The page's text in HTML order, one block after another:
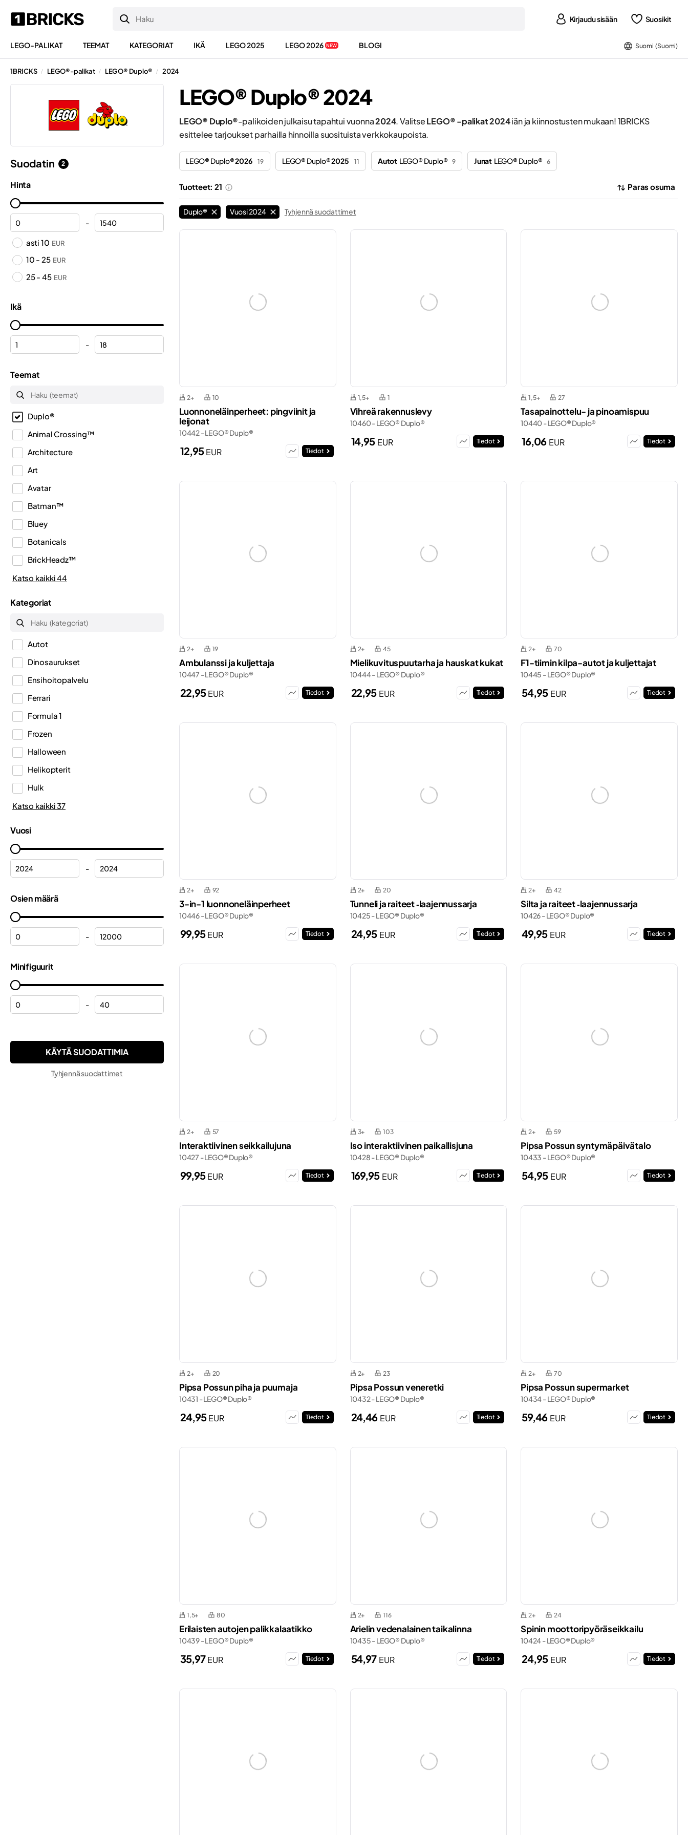
Kirjaudu sisään Suosikit
LEGO-PALIKAT TEEMAT KATEGORIAT IKÄ LEGO 2025 LEGO 2026 NEW BLOGI Suomi (Suomi)
1BRICKS / LEGO®-palikat / LEGO® Duplo® / 2024
LEGO® Duplo® 2024
LEGO® Duplo®-palikoiden julkaisu tapahtui vuonna2024. ValitseLEGO® -palikat 2024iän ja kiinnostusten mukaan! 1BRICKS
esittelee tarjoukset parhailla hinnoilla suosituista verkkokaupoista.
LEGO® Duplo®2026 19 LEGO® Duplo®2025 11 Autot LEGO® Duplo® 9 Junat LEGO® Duplo® 6
Tuotteet: 21 Paras osuma
Duplo® Vuosi 2024 Tyhjennä suodattimet
2+ 10
Luonnoneläinperheet: pingviinit ja
leijonat
10442 - LEGO® Duplo®
12,95EUR Tiedot
1,5+ 1
Vihreä rakennuslevy
10460 - LEGO® Duplo®
14,95 EUR Tiedot
1,5+ 27
Tasapainottelu- ja pinoamispuu
10440 - LEGO® Duplo®
16,06 EUR Tiedot
2+ 19
Ambulanssi ja kuljettaja
10447 - LEGO® Duplo®
22,95EUR Tiedot
2+ 45
Mielikuvituspuutarha ja hauskat kukat
10444 - LEGO® Duplo®
22,95 EUR Tiedot
2+ 70
F1-tiimin kilpa-autot ja kuljettajat
10445 - LEGO® Duplo®
54,95 EUR Tiedot
2+ 92
3-in-1 luonnoneläinperheet
10446 - LEGO® Duplo®
99,95EUR Tiedot
2+ 20
Tunneli ja raiteet ‑laajennussarja
10425 - LEGO® Duplo®
24,95 EUR Tiedot
2+ 42
Silta ja raiteet ‑laajennussarja
10426 - LEGO® Duplo®
49,95 EUR Tiedot
2+ 57
Interaktiivinen seikkailujuna
10427 - LEGO® Duplo®
99,95EUR Tiedot
3+ 103
Iso interaktiivinen paikallisjuna
10428 - LEGO® Duplo®
169,95 EUR Tiedot
2+ 59
Pipsa Possun syntymäpäivätalo
10433 - LEGO® Duplo®
54,95 EUR Tiedot
2+ 20
Pipsa Possun piha ja puumaja
10431 - LEGO® Duplo®
24,95EUR Tiedot
2+ 23
Pipsa Possun veneretki
10432 - LEGO® Duplo®
24,46 EUR Tiedot
2+ 70
Pipsa Possun supermarket
10434 - LEGO® Duplo®
59,46 EUR Tiedot
1,5+ 80
Erilaisten autojen palikkalaatikko
10439 - LEGO® Duplo®
35,97EUR Tiedot
2+ 116
Arielin vedenalainen taikalinna
10435 - LEGO® Duplo®
54,97 EUR Tiedot
2+ 24
Spinin moottoripyöräseikkailu
10424 - LEGO® Duplo®
24,95 EUR Tiedot
Suodatin 2
Hinta
-
asti 10 EUR
10 - 25 EUR
25 - 45 EUR
Ikä
-
Teemat
Duplo®
Animal Crossing™
Architecture
Art
Avatar
Batman™
Bluey
Botanicals
BrickHeadz™
City
Creator Expert
Disney™
Dots
DREAMZzz™
Editions
Education
Fortnite®
Friends
Harry Potter™
Icons
Ideas
Indiana Jones™
Inne
Gabby’n nukkekoti
Marvel
Minions
Pokemon™
Sonic the Hedgehog™
Speed Champions
Katso kaikki 44
Kategoriat
Autot
Dinosaurukset
Ensihoitopalvelu
Ferrari
Formula 1
Frozen
Halloween
Helikopterit
Hulk
Joulu
Kosmos
Kukat
Kuorma-autot
Laivat
Lamborghini
Lentokoneet
Linnat
Moottoripyörät
Nosturit
Katso kaikki 37
Vuosi
-
Osien määrä
-
Minifiguurit
-
Tyhjennä suodattimet